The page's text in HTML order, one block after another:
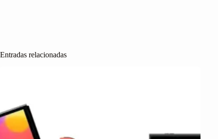
Entradas relacionadas